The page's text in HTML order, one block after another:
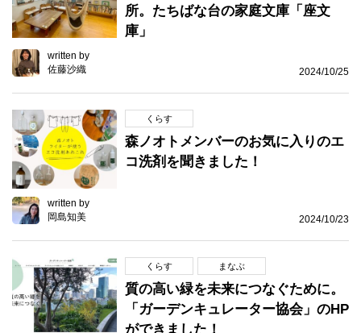
所。たちばな台の家庭文庫「座文
庫」
written by
佐藤沙織
2024/10/25
くらす
森ノオトメンバーのお気に入りのエ
コ洗剤を聞きました！
written by
岡島知美
2024/10/23
くらす まなぶ
質の高い緑を未来につなぐために。
「ガーデンキュレーター協会」のHP
ができました！